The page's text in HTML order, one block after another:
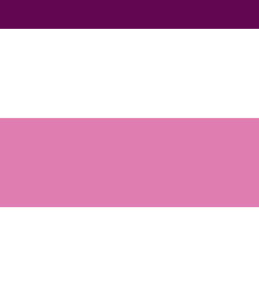
INICIO